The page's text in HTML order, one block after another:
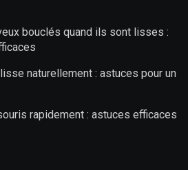
bouclés quand ils sont lisses :
naturellement : astuces pour un
rapidement : astuces efficaces